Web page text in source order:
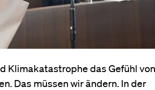
Klimakatastrophe das Gefühl
Das müssen wir ändern. In der